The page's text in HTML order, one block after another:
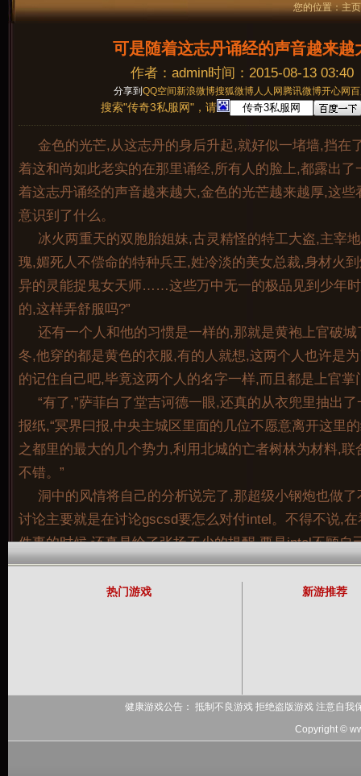
记住用户名
您的位置：主页
可是随着这志丹诵经的声音越来越
作者：admin时间：2015-08-13 03:40
分享到 QQ空间 新浪微博搜狐微博人人网 腾讯微博开心网
搜索"传奇3私服网"，请
金色的光芒,从这志丹的身后升起,就好似一堵墙,挡在
着这和尚如此老实的在那里诵经,所有人的脸上,都露出了
着这志丹诵经的声音越来越大,金色的光芒越来越厚,这些
意识到了什么。
冰火两重天的双胞胎姐妹,古灵精怪的特工大盗,主宰
瑰,媚死人不偿命的特种兵王,姓冷淡的美女总裁,身材火
异的灵能捉鬼女天师……这些万中无一的极品见到少年
的,这样弄舒服吗?”
还有一个人和他的习惯是一样的,那就是黄袍上官破
冬,他穿的都是黄色的衣服,有的人就想,这两个人也许是
的记住自己吧,毕竟这两个人的名字一样,而且都是上官掌
“有了,”萨菲白了堂吉诃德一眼,还真的从衣兜里抽出
报纸,“冥界曰报,中央主城区里面的几位不愿意离开这里
之都里的最大的几个势力,利用北城的亡者树林为材料,联
不错。”
洞中的风情将自己的分析说完了,那超级小钢炮也做
讨论主要就是在讨论gscsd要怎么对付intel。不得不说,
件事的时候,还真是给了张扬不少的提醒,要是intel不顾自
购迈克菲的话,因为intel的主要产品是cPu等硬件,张扬在
没什么可以利用的。
热门游戏 新游推荐
健康游戏公告： 抵制不良游戏 拒绝盗版游戏 注意自
Copyright ©